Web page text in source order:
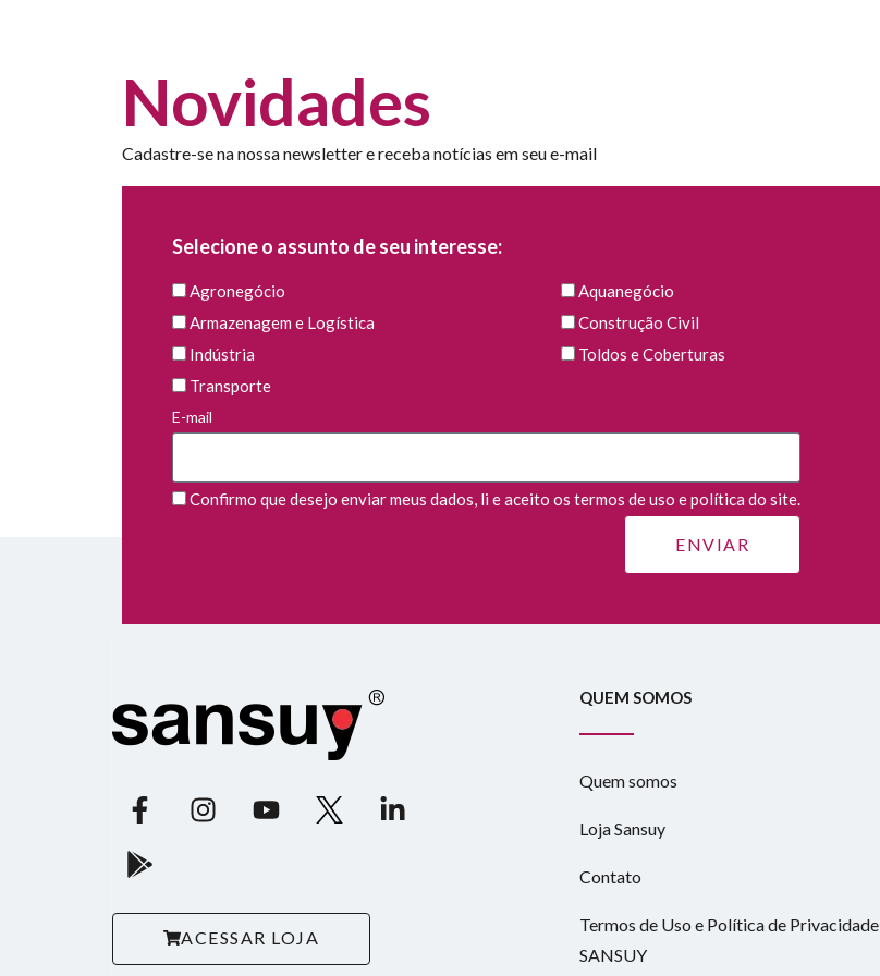
Novidades
Cadastre-se na nossa newsletter e receba notícias em seu e-mail
Selecione o assunto de seu interesse:
Agronegócio
Aquanegócio
Armazenagem e Logística
Construção Civil
Indústria
Toldos e Coberturas
Transporte
E-mail
Confirmo que desejo enviar meus dados, li e aceito os termos de uso e política do site.
ACESSAR LOJA
QUEM SOMOS
Quem somos
Loja Sansuy
Contato
Termos de Uso e Política de Privacidade
SANSUY